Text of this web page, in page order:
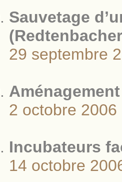
Sauvetage
29 septembre
2 octobre 2006
Incubateurs
14 octobre